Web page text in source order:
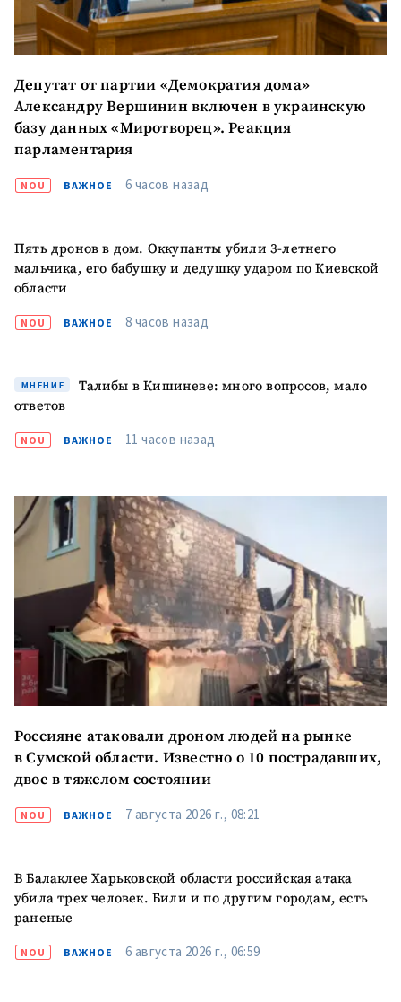
ПОДДЕРЖАТЬ
Депутат от партии «Демократия дома»
Александру Вершинин включен в украинскую
базу данных «Миротворец». Реакция
парламентария
NOU ВАЖНОЕ 6 часов назад
Пять дронов в дом. Оккупанты убили 3-летнего
мальчика, его бабушку и дедушку ударом по Киевской
области
NOU ВАЖНОЕ 8 часов назад
МНЕНИЕ
Талибы в Кишиневе: много вопросов, мало
ответов
NOU ВАЖНОЕ 11 часов назад
Россияне атаковали дроном людей на рынке
в Сумской области. Известно о 10 пострадавших,
двое в тяжелом состоянии
NOU ВАЖНОЕ 7 августа 2026 г., 08:21
В Балаклее Харьковской области российская атака
убила трех человек. Били и по другим городам, есть
раненые
NOU ВАЖНОЕ 6 августа 2026 г., 06:59
Текст новости
+ Добавить текст
новости
КОНТАКТНЫЙ ИСТОЧНИК
Анонимный источник
Телефон+ Личный телефон
с политикой
ОТПРАВИТЬ НОВОСТЬ